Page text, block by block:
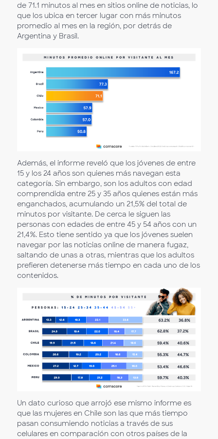
de 71.1 minutos al mes en sitios online de noticias, lo
que los ubica en tercer lugar con más minutos
promedio al mes en la región, por detrás de
Argentina y Brasil.
Además, el informe reveló que los jóvenes de entre
15 y los 24 años son quienes más navegan esta
categoría. Sin embargo, son los adultos con edad
comprendida entre 25 y 35 años quienes están más
enganchados, acumulando un 21,5% del total de
minutos por visitante. De cerca le siguen las
personas con edades de entre 45 y 54 años con un
21,4%. Esto tiene sentido ya que los jóvenes suelen
navegar por las noticias online de manera fugaz,
saltando de unas a otras, mientras que los adultos
prefieren detenerse más tiempo en cada uno de los
contenidos.
Un dato curioso que arrojó ese mismo informe es
que las mujeres en Chile son las que más tiempo
pasan consumiendo noticias a través de sus
celulares en comparación con otros países de la